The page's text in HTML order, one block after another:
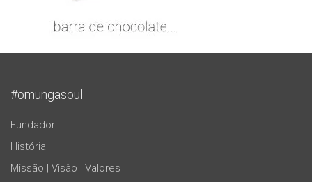
#omungasoul
Fundador
História
Missão | Visão | Valores